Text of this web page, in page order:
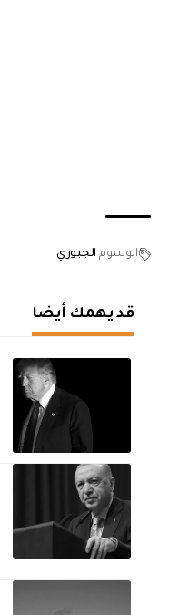
الوسوم الجبوري
قد يهمك أيضا